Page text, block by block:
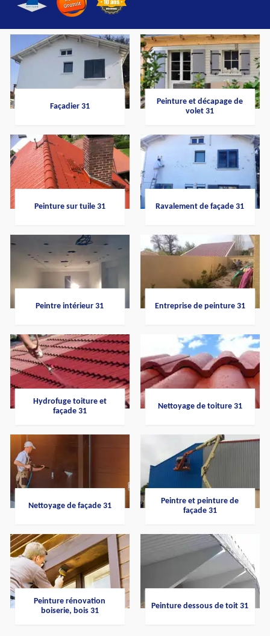
Façadier 31
Peinture et décapage de
volet 31
Peinture sur tuile 31 Ravalement de façade 31
Peintre intérieur 31 Entreprise de peinture 31
Hydrofuge toiture et
façade 31
Nettoyage de toiture 31
Nettoyage de façade 31
Peintre et peinture de
façade 31
Peinture rénovation
boiserie, bois 31
Peinture dessous de toit 31